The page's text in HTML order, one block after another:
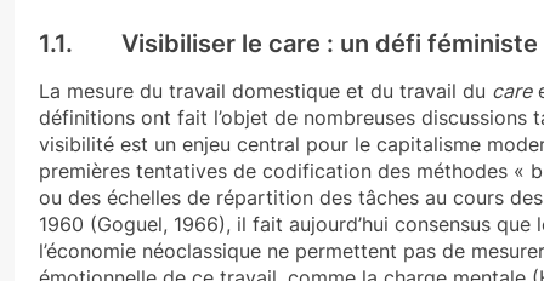
1.1. Visibiliser le care : un défi féministe
La mesure du travail domestique et du travail du care
définitions ont fait l’objet de nombreuses discussions
visibilité est un enjeu central pour le capitalisme
premières tentatives de codification des méthodes «
ou des échelles de répartition des tâches au cours
1960 (Goguel, 1966), il fait aujourd’hui consensus que
l’économie néoclassique ne permettent pas de